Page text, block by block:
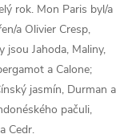
rok. Mon Paris byl/a
a Olivier Cresp,
jsou Jahoda, Maliny,
a Calone;
jasmín, Durman a
pačuli,
Cedr.